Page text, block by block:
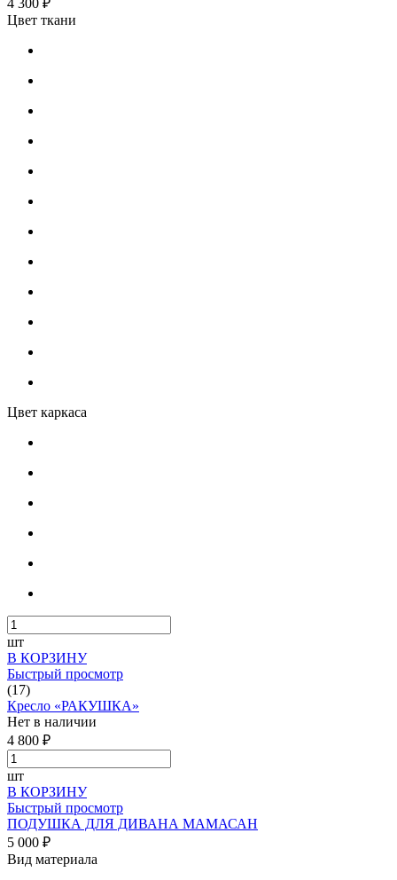
Цвет ткани
Цвет каркаса
шт
В КОРЗИНУ
Быстрый просмотр
(17)
Кресло «РАКУШКА»
Нет в наличии
4 800 ₽
шт
В КОРЗИНУ
Быстрый просмотр
ПОДУШКА ДЛЯ ДИВАНА МАМАСАН
5 000 ₽
Вид материала